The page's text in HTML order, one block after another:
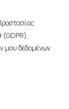
μου δεδομένων